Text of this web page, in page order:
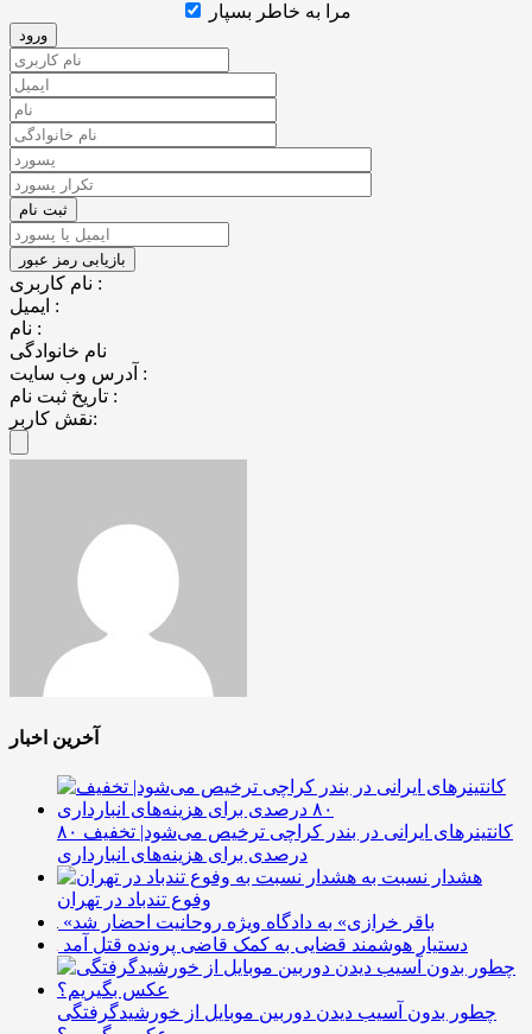
مرا به خاطر بسپار
نام کاربری :
ایمیل :
نام :
نام خانوادگی
آدرس وب سایت :
تاریخ ثبت نام :
نقش کاربر:
آخرین اخبار
کانتینرهای ایرانی در بندر کراچی ترخیص می‌شود| تخفیف ۸۰
درصدی برای هزینه‌های انبارداری
هشدار نسبت به
وفوع تندباد در تهران
«باقر خرازی» به دادگاه ویژه روحانیت احضار شد
دستیار هوشمند قضایی به کمک قاضی پرونده قتل آمد
چطور بدون آسیب دیدن دوربین موبایل از خورشیدگرفتگی